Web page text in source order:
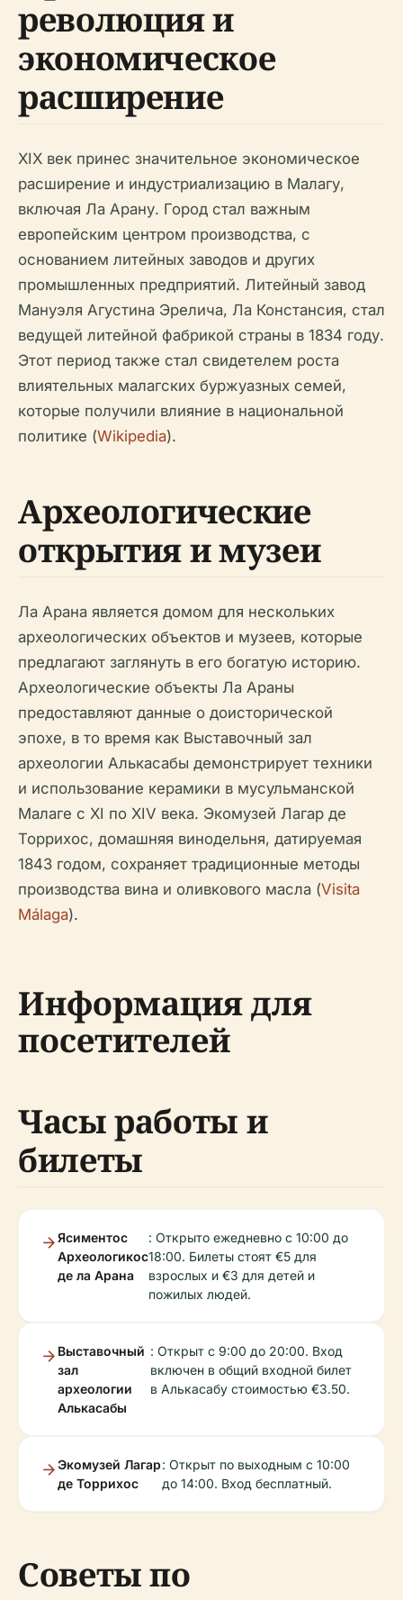
революция и
экономическое
расширение
XIX век принес значительное экономическое
расширение и индустриализацию в Малагу,
включая Ла Арану. Город стал важным
европейским центром производства, с
основанием литейных заводов и других
промышленных предприятий. Литейный завод
Мануэля Агустина Эрелича, Ла Констансия, стал
ведущей литейной фабрикой страны в 1834 году.
Этот период также стал свидетелем роста
влиятельных малагских буржуазных семей,
которые получили влияние в национальной
политике (Wikipedia).
Археологические
открытия и музеи
Ла Арана является домом для нескольких
археологических объектов и музеев, которые
предлагают заглянуть в его богатую историю.
Археологические объекты Ла Араны
предоставляют данные о доисторической
эпохе, в то время как Выставочный зал
археологии Алькасабы демонстрирует техники
и использование керамики в мусульманской
Малаге с XI по XIV века. Экомузей Лагар де
Торрихос, домашняя винодельня, датируемая
1843 годом, сохраняет традиционные методы
производства вина и оливкового масла (Visita
Málaga).
Информация для
посетителей
Часы работы и
билеты
Ясиментос
Археологикос
де ла Арана
: Открыто ежедневно с 10:00 до
18:00. Билеты стоят €5 для
взрослых и €3 для детей и
пожилых людей.
Выставочный
зал
археологии
Алькасабы
: Открыт с 9:00 до 20:00. Вход
включен в общий входной билет
в Алькасабу стоимостью €3.50.
Экомузей Лагар
де Торрихос
: Открыт по выходным с 10:00
до 14:00. Вход бесплатный.
Советы по